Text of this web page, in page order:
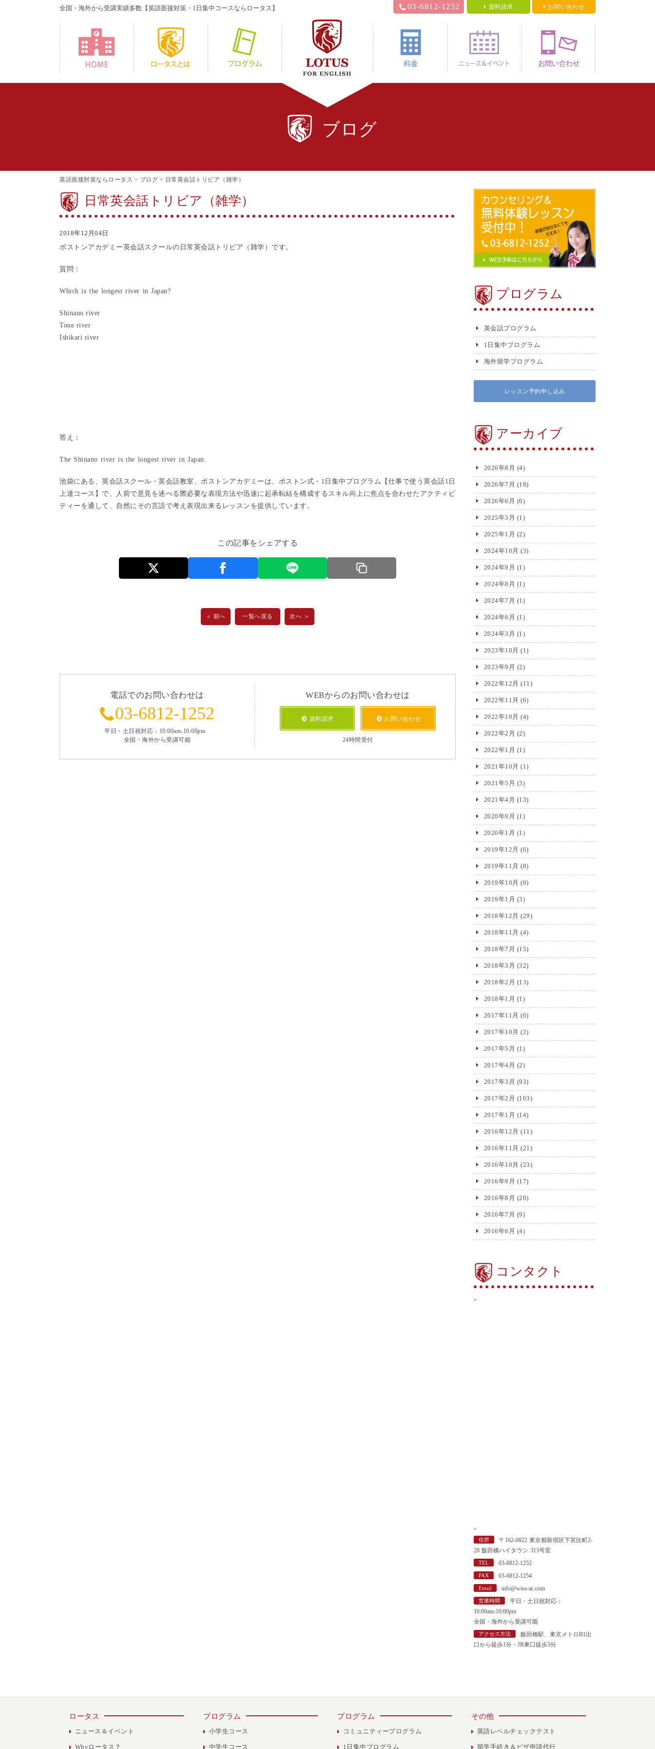
全国・海外から受講実績多数 【英語面接対策・1日集中コースならロータス】 03-6812-1252 資料請求 お問い合わせ
HOME Whyロータス？ プログラム 料金 ニュース＆イベント お問い合わせ
ブログ
英語面接対策ならロータス > ブログ > 日常英会話トリビア（雑学）
日常英会話トリビア（雑学）
2018年12月04日
ボストンアカデミー英会話スクールの日常英会話トリビア（雑学）です。
質問：
Which is the longest river in Japan?
Shinano river
Tone river
Ishikari river
答え：
The Shinano river is the longest river in Japan.
池袋にある、英会話スクール・英会話教室、ボストンアカデミーは、ボストン式・1日集中プログラム【仕事で使う英会話1日
上達コース】で、人前で意見を述べる際必要な表現方法や迅速に起承転結を構成するスキル向上に焦点を合わせたアクティビ
ティーを通して、自然にその言語で考え表現出来るレッスンを提供しています。
この記事をシェアする
＜ 前へ 一覧へ戻る 次へ ＞
電話でのお問い合わせは
03-6812-1252
平日・土日祝対応：10:00am-10:00pm
全国・海外から受講可能
WEBからのお問い合わせは
資料請求 お問い合わせ
24時間受付
プログラム
英会話プログラム
1日集中プログラム
海外留学プログラム
レッスン予約申し込み
アーカイブ
2026年8月 (4)
2026年7月 (18)
2026年6月 (6)
2025年3月 (1)
2025年1月 (2)
2024年10月 (3)
2024年9月 (1)
2024年8月 (1)
2024年7月 (1)
2024年6月 (1)
2024年3月 (1)
2023年10月 (1)
2023年9月 (2)
2022年12月 (11)
2022年11月 (6)
2022年10月 (4)
2022年2月 (2)
2022年1月 (1)
2021年10月 (1)
2021年5月 (3)
2021年4月 (13)
2020年9月 (1)
2020年1月 (1)
2019年12月 (6)
2019年11月 (8)
2019年10月 (6)
2019年1月 (3)
2018年12月 (29)
2018年11月 (4)
2018年7月 (15)
2018年3月 (32)
2018年2月 (13)
2018年1月 (1)
2017年11月 (6)
2017年10月 (2)
2017年5月 (1)
2017年4月 (2)
2017年3月 (93)
2017年2月 (103)
2017年1月 (14)
2016年12月 (11)
2016年11月 (21)
2016年10月 (23)
2016年9月 (17)
2016年8月 (20)
2016年7月 (9)
2016年6月 (4)
コンタクト
"
"
住所
〒162-0822 東京都新宿区下宮比町2-
28 飯田橋ハイタウン 313号室
TEL 03-6812-1252
FAX 03-6812-1254
Email info@wise-ac.com
営業時間
平日・土日祝対応：
10:00am-10:00pm
全国・海外から受講可能
アクセス方法
飯田橋駅、東京メトロB1出
口から徒歩1分・JR東口徒歩3分
ロータス
ニュース＆イベント
Whyロータス？
プログラム
小学生コース
中学生コース
プログラム
コミュニティープログラム
1日集中プログラム
その他
英語レベルチェックテスト
留学手続き＆ビザ申請代行